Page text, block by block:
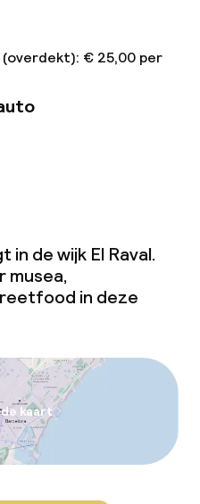
€ 25,00 per
in de wijk El Raval.
musea,
in deze
kaart